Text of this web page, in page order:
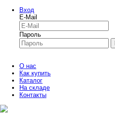
Вход
E-Mail
Пароль
О нас
Как купить
Каталог
На складе
Контакты